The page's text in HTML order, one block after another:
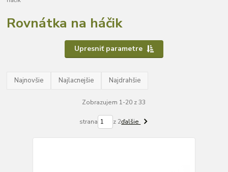
Rovnátka na háčik
Upresniť parametre
Najnovšie Najlacnejšie Najdrahšie
Zobrazujem 1-20 z 33
strana z 2ďalšie